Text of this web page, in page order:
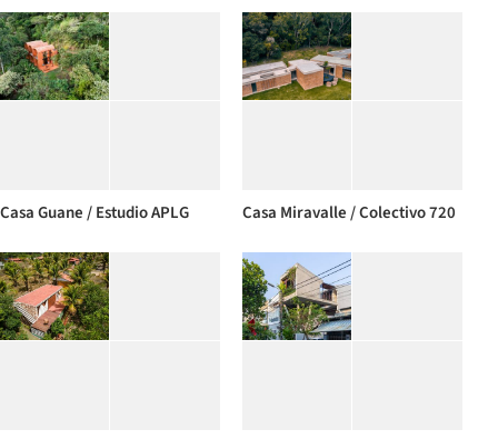
Casa Guane / Estudio APLG Casa Miravalle / Colectivo 720